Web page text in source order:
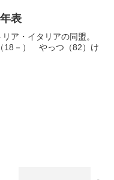
表
ア・イタリアの同盟。
18－） やっつ（82）け